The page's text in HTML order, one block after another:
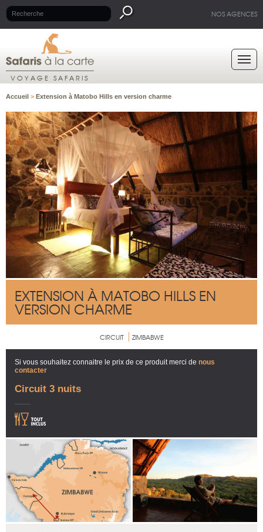
NOS AGENCES
VOYAGE SAFARIS
Accueil > Extension à Matobo Hills en version charme
EXTENSION À MATOBO HILLS EN
VERSION CHARME
CIRCUIT ZIMBABWE
Si vous souhaitez connaitre le prix de ce produit merci de nous
contacter
Circuit 3 nuits